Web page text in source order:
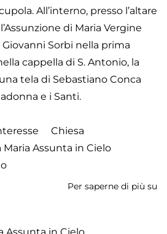
All’interno, presso l’altare
di Maria Vergine
Sorbi nella prima
cappella di S. Antonio, la
tela di Sebastiano Conca
e i Santi.
Chiesa
Maria Assunta in Cielo
Per saperne di più su